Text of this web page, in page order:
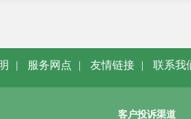
| 服务网点 | 友情链接 | 联系我
客户投诉渠道